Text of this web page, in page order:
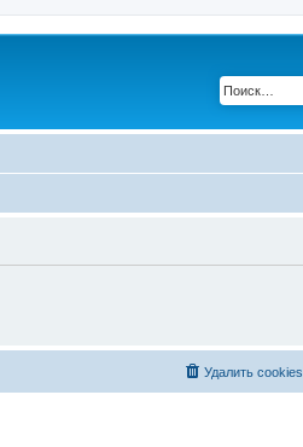
Удалить cookies